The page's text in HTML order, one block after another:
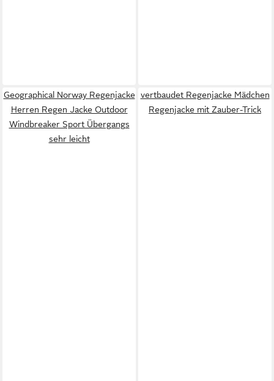
Geographical Norway Regenjacke
Herren Regen Jacke Outdoor
Windbreaker Sport Übergangs
sehr leicht
vertbaudet Regenjacke Mädchen
Regenjacke mit Zauber-Trick